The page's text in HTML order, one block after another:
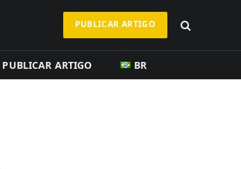
PUBLICAR ARTIGO
PUBLICAR ARTIGO BR